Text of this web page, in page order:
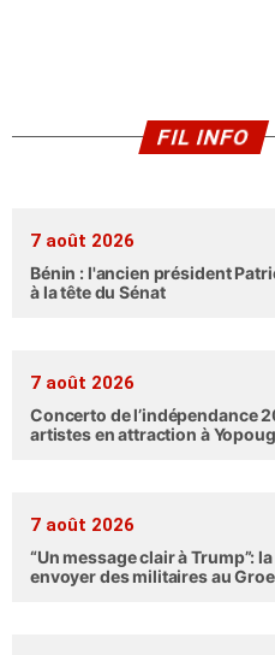
FIL INFO
7 août 2026
Bénin : l'ancien président
à la tête du Sénat
7 août 2026
Concerto de l’indépendance
artistes en attraction à
7 août 2026
“Un message clair à Trump”:
envoyer des militaires au